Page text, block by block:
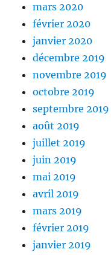
mars 2020
février 2020
janvier 2020
décembre 2019
novembre 2019
octobre 2019
septembre 2019
août 2019
juillet 2019
juin 2019
mai 2019
avril 2019
mars 2019
février 2019
janvier 2019